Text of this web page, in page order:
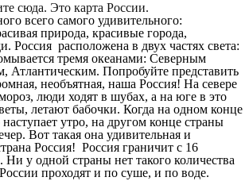
сюда. Это карта России.
всего самого удивительного:
природа, красивые города,
Россия расположена в двух частях света:
тремя океанами: Северным
Попробуйте представить
необъятная, наша Россия! На севере
люди ходят в шубах, а на юге в это
летают бабочки. Когда на одном конце
утро, на другом конце страны
Вот такая она удивительная и
Россия! Россия граничит с 16
Ни у одной страны нет такого количества
проходят и по суше, и по воде.